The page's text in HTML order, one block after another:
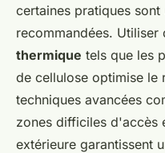
certaines pratiques sont
recommandées. Utiliser
thermique tels que les
de cellulose optimise
techniques avancées
zones difficiles d'accès
extérieure garantissent